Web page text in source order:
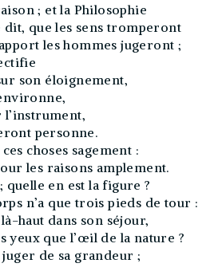
; et la Philosophie
que les sens tromperont
les hommes jugeront ;
son éloignement,
l’instrument,
personne.
choses sagement :
les raisons amplement.
quelle en est la figure ?
n’a que trois pieds de tour :
haut dans son séjour,
yeux que l’œil de la nature ?
de sa grandeur ;